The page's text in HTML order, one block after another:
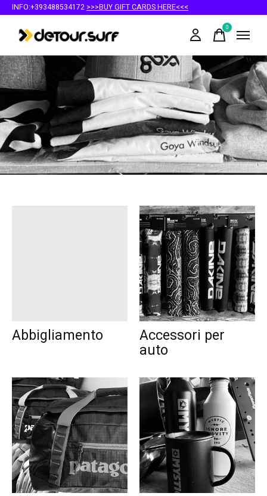
INFO:+393488534172 >>>BUY GIFT CARDS HERE<<<
0items
Abbigliamento Accessori per
auto